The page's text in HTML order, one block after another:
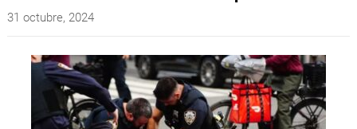
31 octubre, 2024